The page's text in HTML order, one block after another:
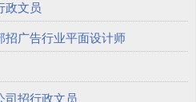
政文员
招广告行业平面设计师
司招行政文员